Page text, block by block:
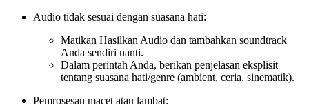
Audio tidak sesuai dengan suasana hati:
Matikan Hasilkan Audio dan tambahkan soundtrack
Anda sendiri nanti.
Dalam perintah Anda, berikan penjelasan eksplisit
tentang suasana hati/genre (ambient, ceria, sinematik).
Pemrosesan macet atau lambat: